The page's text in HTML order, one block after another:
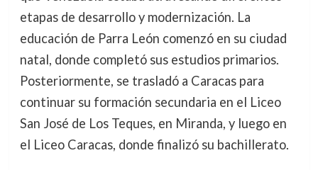
etapas de desarrollo y modernización. La
educación de Parra León comenzó en su ciudad
natal, donde completó sus estudios primarios.
Posteriormente, se trasladó a Caracas para
continuar su formación secundaria en el Liceo
San José de Los Teques, en Miranda, y luego en
el Liceo Caracas, donde finalizó su bachillerato.